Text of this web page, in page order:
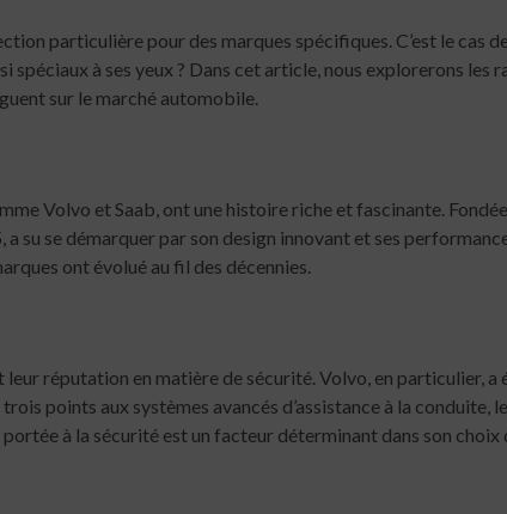
particulière pour des marques spécifiques. C’est le cas
à ses yeux ? Dans cet article, nous explorerons les
sur le marché automobile.
Volvo et Saab, ont une histoire riche et fascinante.
su se démarquer par son design innovant et ses
ont évolué au fil des décennies.
réputation en matière de sécurité. Volvo, en particulier, a
points aux systèmes avancés d’assistance à la conduite,
à la sécurité est un facteur déterminant dans son choix